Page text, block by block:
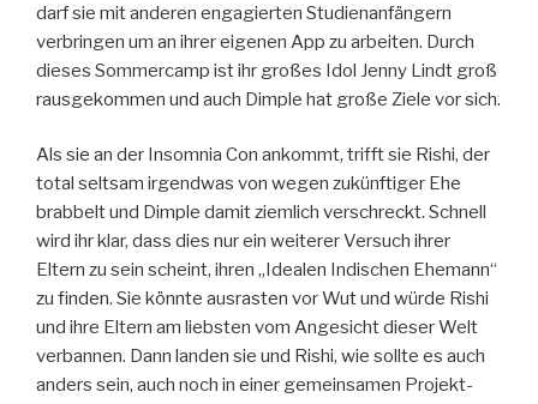
darf sie mit anderen engagierten Studienanfängern
verbringen um an ihrer eigenen App zu arbeiten. Durch
dieses Sommercamp ist ihr großes Idol Jenny Lindt groß
rausgekommen und auch Dimple hat große Ziele vor sich.
Als sie an der Insomnia Con ankommt, trifft sie Rishi, der
total seltsam irgendwas von wegen zukünftiger Ehe
brabbelt und Dimple damit ziemlich verschreckt. Schnell
wird ihr klar, dass dies nur ein weiterer Versuch ihrer
Eltern zu sein scheint, ihren „Idealen Indischen Ehemann“
zu finden. Sie könnte ausrasten vor Wut und würde Rishi
und ihre Eltern am liebsten vom Angesicht dieser Welt
verbannen. Dann landen sie und Rishi, wie sollte es auch
anders sein, auch noch in einer gemeinsamen Projekt-